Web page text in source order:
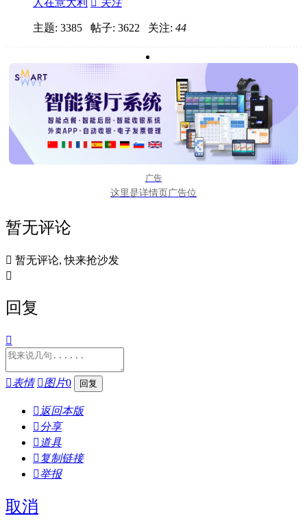
人在意大利  关注
主题: 3385 帖子: 3622 关注: 44
广告
这里是详情页广告位
暂无评论
 暂无评论, 快来抢沙发

回复

表情 图片0
 返回本版
分享
 道具
 复制链接
举报
取消